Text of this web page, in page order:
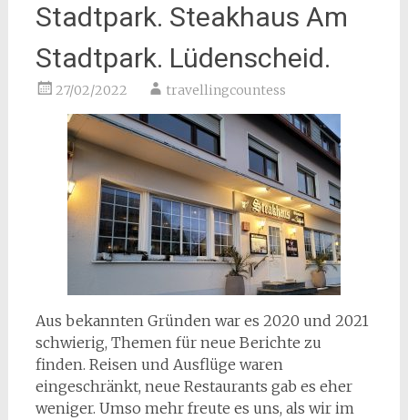
Stadtpark. Steakhaus Am
Stadtpark. Lüdenscheid.
27/02/2022 travellingcountess
Aus bekannten Gründen war es 2020 und 2021
schwierig, Themen für neue Berichte zu
finden. Reisen und Ausflüge waren
eingeschränkt, neue Restaurants gab es eher
weniger. Umso mehr freute es uns, als wir im